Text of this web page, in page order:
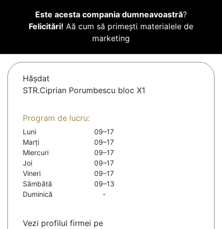
Este acesta compania dumneavoastră?
Felicitări! Aă cum să primești materialele de
marketing
Hăşdat
STR.Ciprian Porumbescu bloc X1
Program de lucru:
Luni
09–17
Marți
09–17
Miercuri
09–17
Joi
09–17
Vineri
09–17
Sâmbătă
09–13
Duminică
-
Vezi profilul firmei pe